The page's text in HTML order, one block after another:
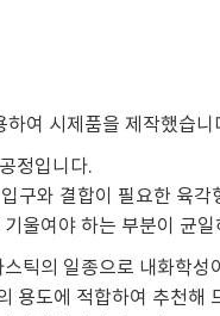
하여 시제품을 제작했습니
정입니다.
구와 결합이 필요한 육각
울여야 하는 부분이 균
틱의 일종으로 내화학성
용도에 적합하여 추천해